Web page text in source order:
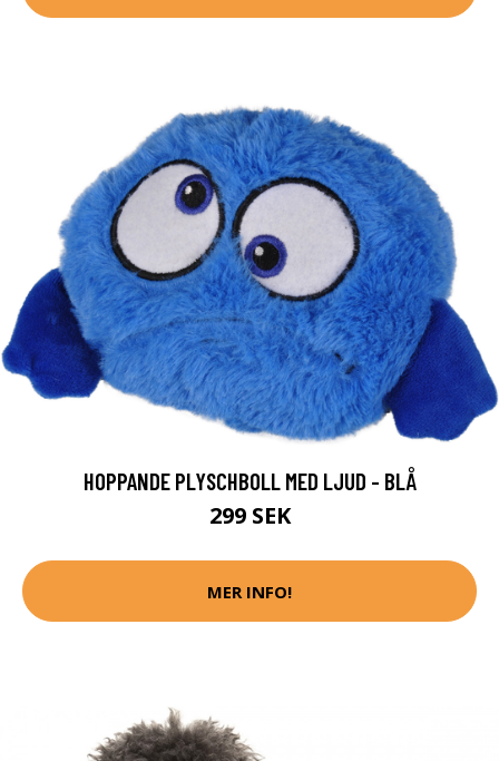
HOPPANDE PLYSCHBOLL MED LJUD - BLÅ
299 SEK
MER INFO!